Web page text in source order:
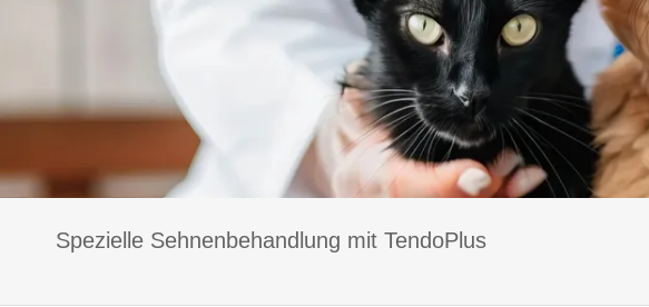
Spezielle Sehnenbehandlung mit TendoPlus